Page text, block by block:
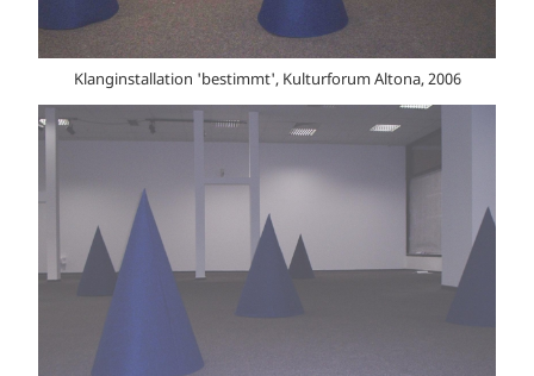
Klanginstallation 'bestimmt', Kulturforum Altona, 2006